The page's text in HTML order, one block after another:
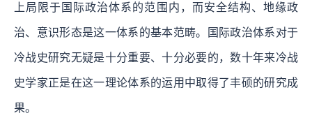
上局限于国际政治体系的范围内，而安全结构、地缘政
治、意识形态是这一体系的基本范畴。国际政治体系对于
冷战史研究无疑是十分重要、十分必要的，数十年来冷战
史学家正是在这一理论体系的运用中取得了丰硕的研究成
果。